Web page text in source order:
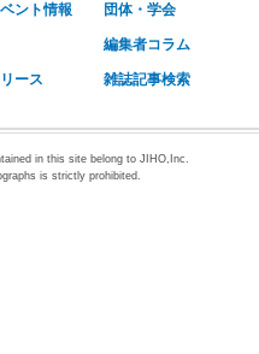
ント情報 団体・学会
編集者コラム
ース 雑誌記事検索
in this site belong to JIHO,Inc.
is strictly prohibited.